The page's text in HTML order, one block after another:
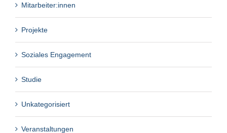
Mitarbeiter:innen
Projekte
Soziales Engagement
Studie
Unkategorisiert
Veranstaltungen